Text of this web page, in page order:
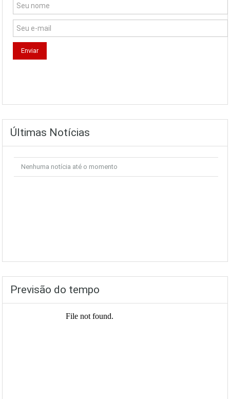
Últimas Notícias
Nenhuma notícia até o momento
Previsão do tempo